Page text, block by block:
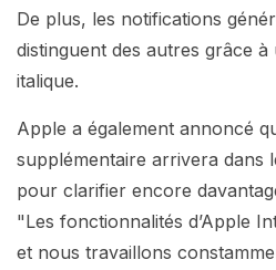
De plus, les notifications
distinguent des autres grâce
italique.
Apple a également annoncé
supplémentaire arrivera dans
pour clarifier encore
"Les fonctionnalités d’Apple
et nous travaillons